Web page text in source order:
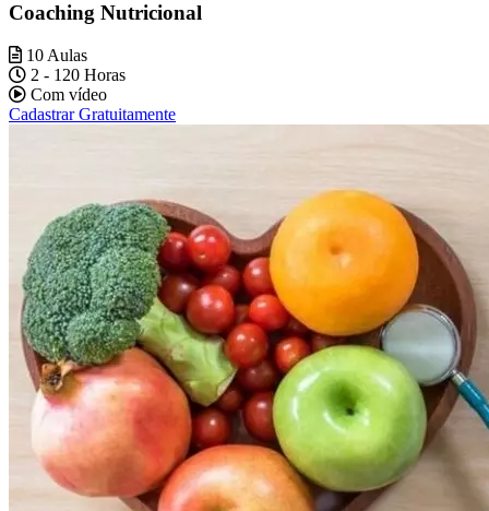
Coaching Nutricional
10 Aulas
2 - 120 Horas
Com vídeo
Cadastrar Gratuitamente